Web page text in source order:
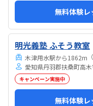
無料体験レ
明光義塾 ふそう教室
木津用水駅から1862m （
愛知県丹羽郡扶桑町高
キャンペーン実施中
無料体験レ